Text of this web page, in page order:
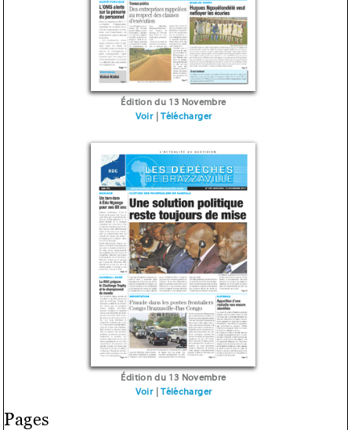
Édition du 13 Novembre
Voir|Télécharger
Édition du 13 Novembre
Voir|Télécharger
Pages